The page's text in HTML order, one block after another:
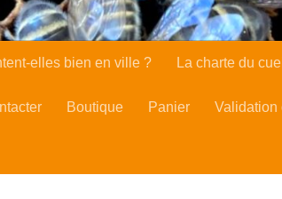
elles bien en ville ? La charte du
Boutique Panier Validation